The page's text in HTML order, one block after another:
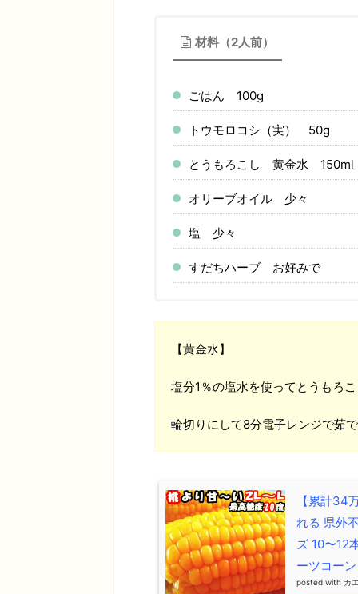
材料（2人前）
ごはん 100g
トウモロコシ（実） 50g
とうもろこし 黄金水 150ml
オリーブオイル 少々
塩 少々
すだちハーブ お好みで
【黄金水】
塩分1％の塩水を使ってとうもろ
輪切りにして8分電子レンジで茹
【累計34
れる 県外
ズ 10〜12
ーツコーン
posted with カ